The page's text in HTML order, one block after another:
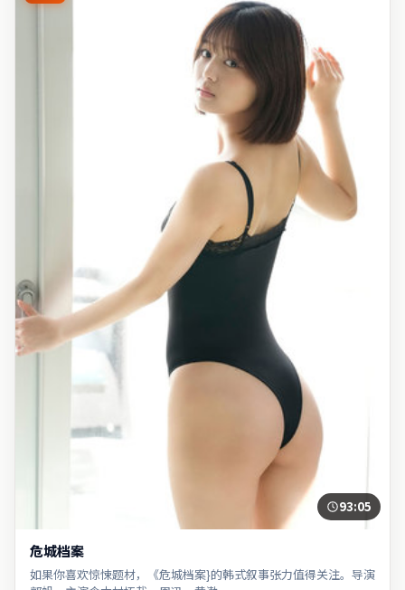
93:05
危城档案
如果你喜欢惊悚题材，《危城档案}的韩式叙事张力值得关注。导演